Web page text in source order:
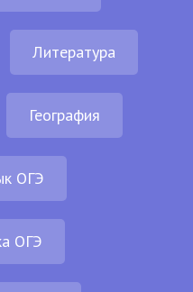
Литература
География
ОГЭ
ОГЭ